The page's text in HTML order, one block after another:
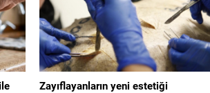
Zayıflayanların yeni estetiği